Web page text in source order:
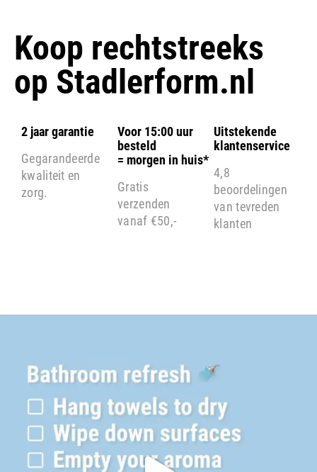
Koop rechtstreeks
op Stadlerform.nl
2 jaar garantie
Gegarandeerde
kwaliteit en
zorg.
Voor 15:00 uur
besteld
= morgen in huis*
Gratis
verzenden
vanaf €50,-
Uitstekende
klantenservice
4,8
beoordelingen
van tevreden
klanten